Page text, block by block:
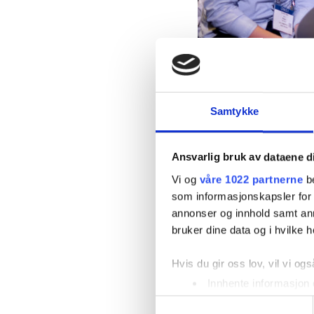
Samtykke
Ansvarlig bruk av dataene
Vi og våre 1022 partnerne
som informasjonskapsler
annonser og innhold samt
bruker dine data og i hvilke
Hvis du gir oss lov, vil vi
Innhente
Identifisere enheten
Ungt
skaperglede og tro
Våre programmer
denne måten
læreprosessene.
jobbtrening og